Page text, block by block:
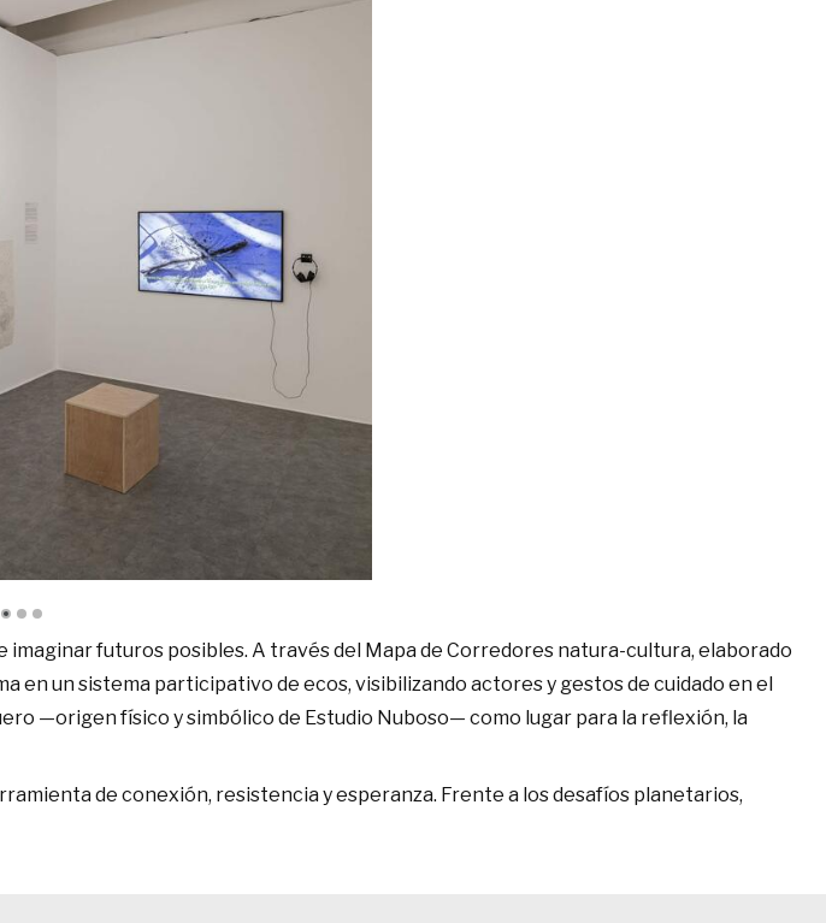
futuros posibles. A través del Mapa de Corredores natura-cultura, elaborado
en un sistema participativo de ecos, visibilizando actores y gestos de cuidado en el
—origen físico y simbólico de Estudio Nuboso— como lugar para la reflexión, la
de conexión, resistencia y esperanza. Frente a los desafíos planetarios,